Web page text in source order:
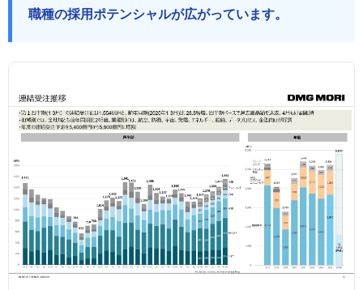
職種の採用ポテンシャルが広がっています。